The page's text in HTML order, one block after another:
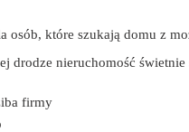
osób, które szukają domu z
drodze nieruchomość
firmy